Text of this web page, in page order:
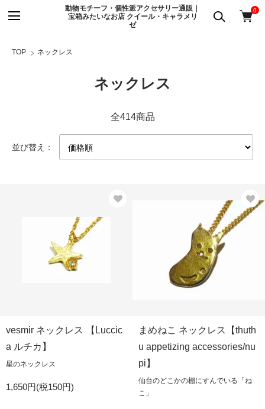
動物モチーフ・個性派アクセサリー通販｜
宝箱みたいなお店 クイール・キャラメリ
ゼ
0
TOP ネックレス
ネックレス
全414商品
並び替え：
vesmir ネックレス 【Luccic
a ルチカ】
星のネックレス
1,650円(税150円)
まめねこ ネックレス【thuth
u appetizing accessories/nu
pi】
仙台のどこかの棚にすんでいる「ね
こ」